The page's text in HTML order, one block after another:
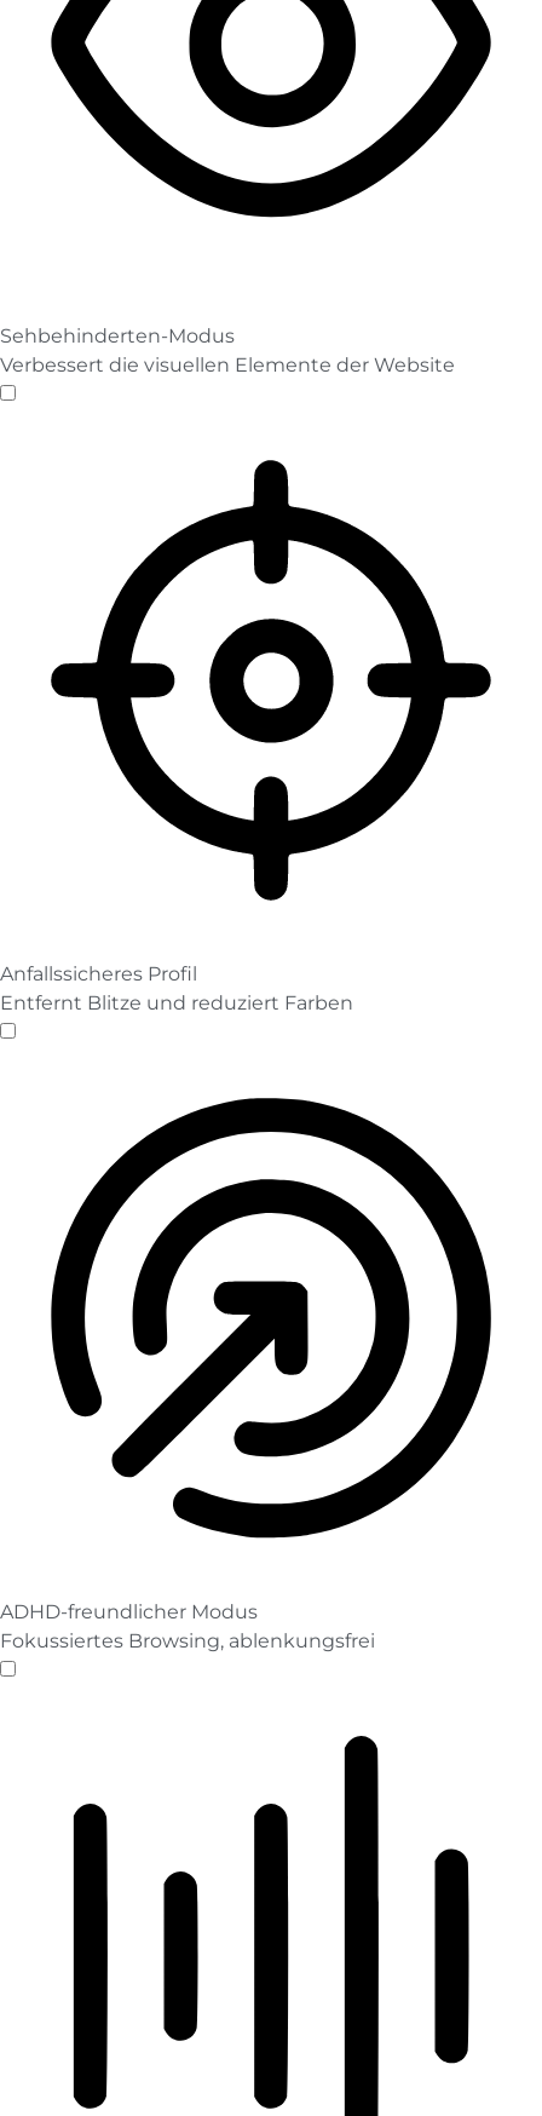
Sehbehinderten-Modus
Verbessert die visuellen Elemente der Website
Sehbehinderten-Modus
Anfallssicheres Profil
Entfernt Blitze und reduziert Farben
Anfallssicheres Profil
ADHD-freundlicher Modus
Fokussiertes Browsing, ablenkungsfrei
ADHD-freundlicher Modus